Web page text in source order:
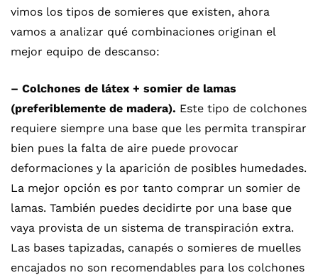
vimos los tipos de somieres que existen, ahora
vamos a analizar qué combinaciones originan el
mejor equipo de descanso:
– Colchones de látex + somier de lamas
(preferiblemente de madera). Este tipo de colchones
requiere siempre una base que les permita transpirar
bien pues la falta de aire puede provocar
deformaciones y la aparición de posibles humedades.
La mejor opción es por tanto comprar un somier de
lamas. También puedes decidirte por una base que
vaya provista de un sistema de transpiración extra.
Las bases tapizadas, canapés o somieres de muelles
encajados no son recomendables para los colchones